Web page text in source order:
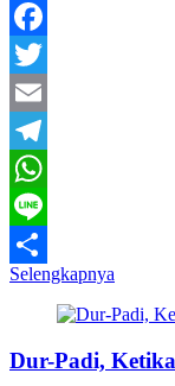
Facebook
Twitter
Email
Telegram
WhatsApp
Line
Share
Selengkapnya
Dur-Padi,